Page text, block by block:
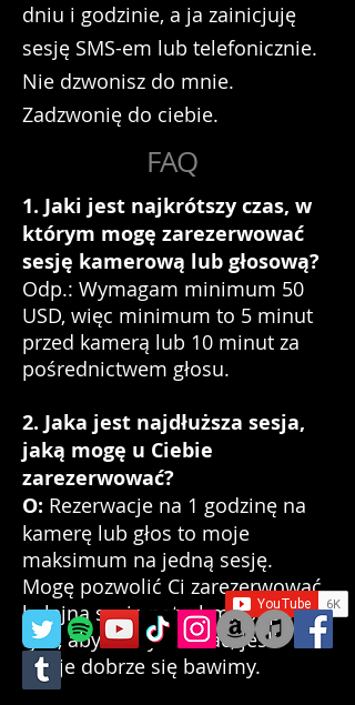
dniu i godzinie, a ja zainicjuję
sesję SMS-em lub telefonicznie.
Nie dzwonisz do mnie.
Zadzwonię do ciebie.
FAQ
1. Jaki jest najkrótszy czas, w
którym mogę zarezerwować
sesję kamerową lub głosową?
Odp.: Wymagam minimum 50
USD, więc minimum to 5 minut
przed kamerą lub 10 minut za
pośrednictwem głosu.
2. Jaka jest najdłuższa sesja,
jaką mogę u Ciebie
zarezerwować?
O: Rezerwacje na 1 godzinę na
kamerę lub głos to moje
maksimum na jedną sesję.
Mogę pozwolić Ci zarezerwować
kolejną sesję natychmiast po
tym, aby kontynuować, jeśli
oboje dobrze się bawimy.